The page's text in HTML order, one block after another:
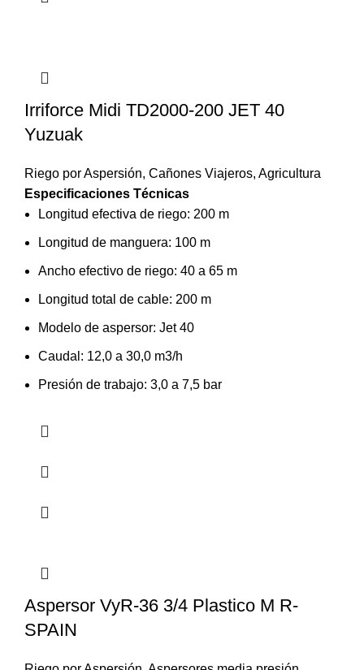
Irriforce Midi TD2000-200 JET 40
Yuzuak
Riego por Aspersión, Cañones Viajeros, Agricultura
Especificaciones Técnicas
Longitud efectiva de riego: 200 m
Longitud de manguera: 100 m
Ancho efectivo de riego: 40 a 65 m
Longitud total de cable: 200 m
Modelo de aspersor: Jet 40
Caudal: 12,0 a 30,0 m3/h
Presión de trabajo: 3,0 a 7,5 bar
Aspersor VyR-36 3/4 Plastico M R-
SPAIN